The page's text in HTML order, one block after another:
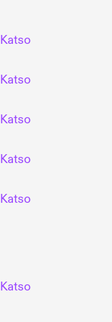
Katso
Katso
Katso
Katso
Katso
Katso